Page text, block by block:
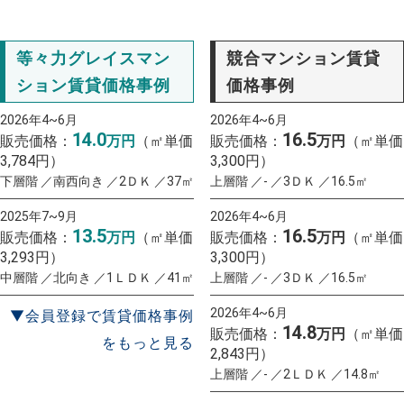
等々力グレイスマン
ション賃貸価格事例
2026年4~6月
販売価格： 14.0万円
（㎡単価
3,784円）
下層階 ／南西向き ／2ＤＫ ／37㎡
2025年7~9月
販売価格： 13.5万円
（㎡単価
3,293円）
中層階 ／北向き ／1ＬＤＫ ／41㎡
▼会員登録で賃貸価格事例
をもっと見る
競合マンション賃貸
価格事例
2026年4~6月
販売価格： 16.5万円
（㎡単価
3,300円）
上層階 ／- ／3ＤＫ ／16.5㎡
2026年4~6月
販売価格： 16.5万円
（㎡単価
3,300円）
上層階 ／- ／3ＤＫ ／16.5㎡
2026年4~6月
販売価格： 14.8万円
（㎡単価
2,843円）
上層階 ／- ／2ＬＤＫ ／14.8㎡